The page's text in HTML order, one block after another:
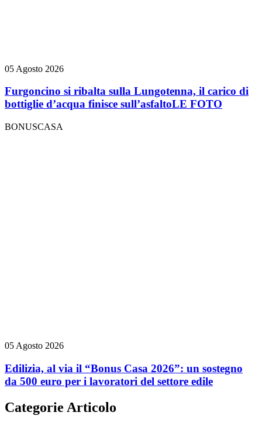
05 Agosto 2026
Furgoncino si ribalta sulla Lungotenna, il carico di
bottiglie d’acqua finisce sull’asfaltoLE FOTO
BONUSCASA
05 Agosto 2026
Edilizia, al via il “Bonus Casa 2026”: un sostegno
da 500 euro per i lavoratori del settore edile
Categorie Articolo